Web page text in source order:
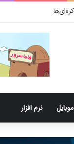
موبایل نرم افزار